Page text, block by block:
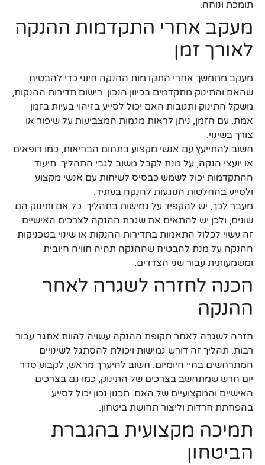
תומכת ונוחה.
מעקב אחרי התקדמות ההנקה
לאורך זמן
מעקב מתמשך אחרי התקדמות ההנקה חיוני כדי להבטיח
שהאם והתינוק מתקדמים בכיוון הנכון. רישום תדירות ההנקות,
משקל התינוק ותגובות האם יכול לסייע בזיהוי בעיות בזמן
אמת. עם הזמן, ניתן לראות מגמות המצביעות על שיפור או
צורך בשינוי.
חשוב להתייעץ עם אנשי מקצוע בתחום הבריאות, כמו רופאים
או יועצי הנקה, על מנת לקבל משוב לגבי התהליך. תיעוד
ההתקדמות יכול לשמש כבסיס לשיחות עם אנשי מקצוע
ולסייע בהחלטות הנוגעות להנקה בעתיד.
מעבר לכך, יש להקפיד על גמישות בתהליך. כל אם ותינוק הם
שונים, ולכן יש להתאים את שגרת ההנקה לצרכים האישיים.
זה עשוי לכלול התאמות בתדירות ההנקות או שינוי בטכניקות
ההנקה על מנת להבטיח שההנקה תהיה חוויה חיובית
ומשמעותית עבור שני הצדדים.
הכנה לחזרה לשגרה לאחר
ההנקה
חזרה לשגרה לאחר תקופת ההנקה עשויה להוות אתגר עבור
רבות. תהליך זה דורש גמישות ויכולת להסתגל לשינויים
המתרחשים בחיי היומיום. חשוב להיערך מראש, לקבוע סדר
יום חדש שמתחשב בצרכים של התינוק, כמו גם בצרכים
האישיים והמקצועיים של האם. תכנון נכון יכול לסייע
בהפחתת חרדות וליצור תחושת ביטחון.
תמיכה מקצועית בהגברת
הביטחון